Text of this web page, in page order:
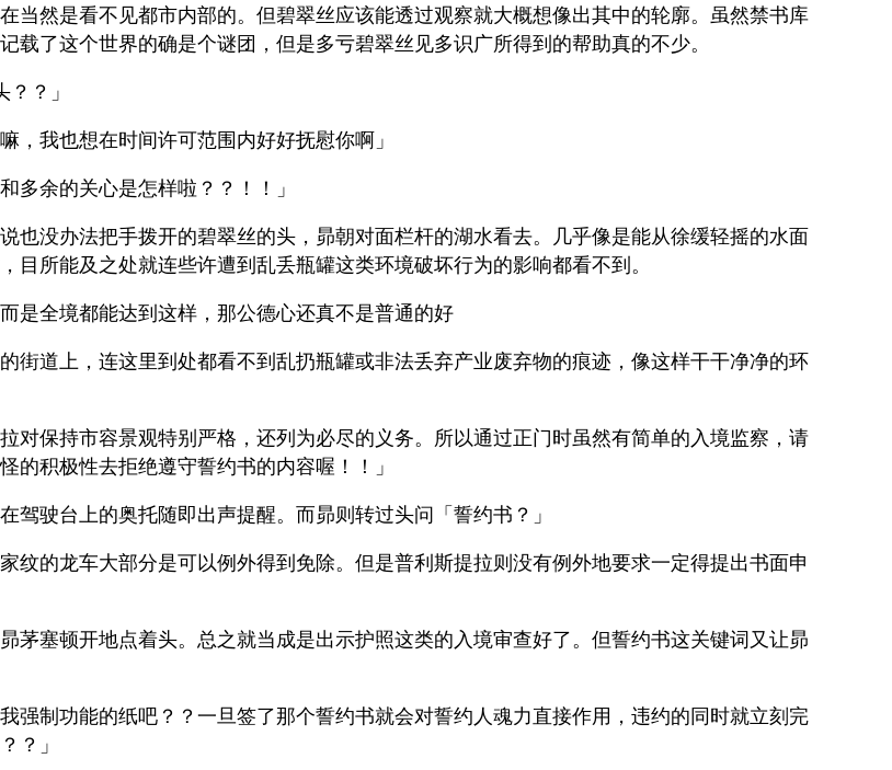
当然是看不见都市内部的。但碧翠丝应该能透过观察就大概想像出其中的轮廓。虽然禁书库
载了这个世界的确是个谜团，但是多亏碧翠丝见多识广所得到的帮助真的不少。
？」
，我也想在时间许可范围内好好抚慰你啊」
多余的关心是怎样啦？？！！」
也没办法把手拨开的碧翠丝的头，昴朝对面栏杆的湖水看去。几乎像是能从徐缓轻摇的水面
目所能及之处就连些许遭到乱丢瓶罐这类环境破坏行为的影响都看不到。
是全境都能达到这样，那公德心还真不是普通的好
的街道上，连这里到处都看不到乱扔瓶罐或非法丢弃产业废弃物的痕迹，像这样干干净净的环
拉对保持市容景观特别严格，还列为必尽的义务。所以通过正门时虽然有简单的入境监察，请
的积极性去拒绝遵守誓约书的内容喔！！」
驾驶台上的奥托随即出声提醒。而昴则转过头问「誓约书？」
纹的龙车大部分是可以例外得到免除。但是普利斯提拉则没有例外地要求一定得提出书面申
茅塞顿开地点着头。总之就当成是出示护照这类的入境审查好了。但誓约书这关键词又让昴
我强制功能的纸吧？？一旦签了那个誓约书就会对誓约人魂力直接作用，违约的同时就立刻完
？」